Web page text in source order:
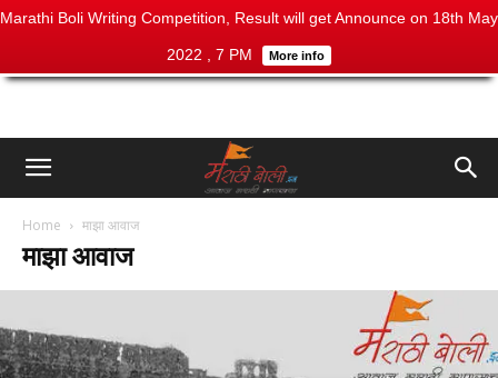
Marathi Boli Writing Competition, Result will get Announce on 18th May
2022 , 7 PM More info
Home माझा आवाज
माझा आवाज